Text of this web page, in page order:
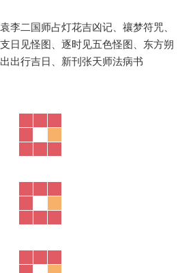
李二国师占灯花吉凶记、禳梦符咒、
日见怪图、逐时见五色怪图、东方朔
出行吉日、新刊张天师法病书